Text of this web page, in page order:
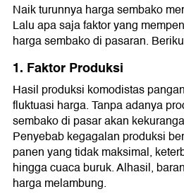
Naik turunnya harga sembako
Lalu apa saja faktor yang
harga sembako di pasaran.
1. Faktor Produksi
Hasil produksi komodistas
fluktuasi harga. Tanpa adanya
sembako di pasar akan
Penyebab kegagalan produksi
panen yang tidak maksimal,
hingga cuaca buruk. Alhasil,
harga melambung.